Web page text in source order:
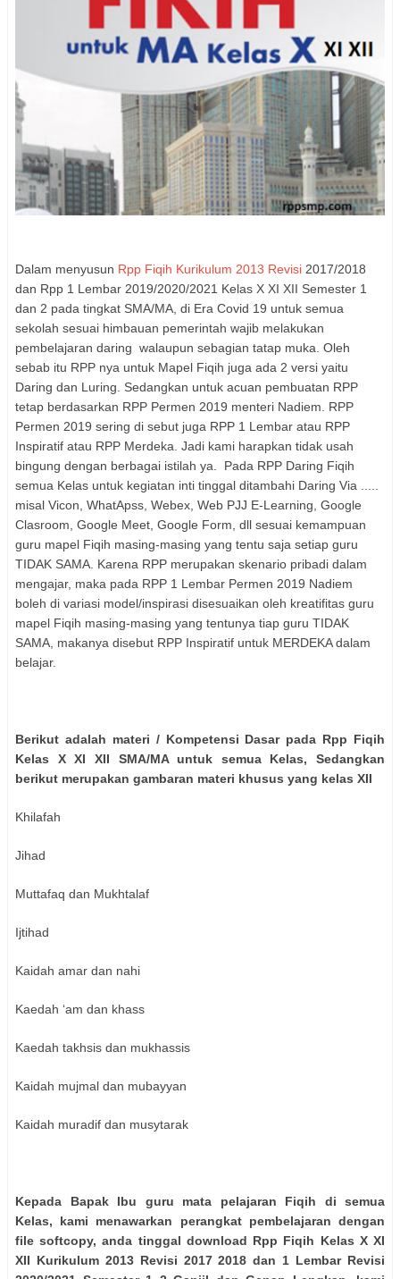
Dalam menyusun Rpp Fiqih Kurikulum 2013 Revisi 2017/2018
dan Rpp 1 Lembar 2019/2020/2021 Kelas X XI XII Semester 1
dan 2 pada tingkat SMA/MA, di Era Covid 19 untuk semua
sekolah sesuai himbauan pemerintah wajib melakukan
pembelajaran daring walaupun sebagian tatap muka. Oleh
sebab itu RPP nya untuk Mapel Fiqih juga ada 2 versi yaitu
Daring dan Luring. Sedangkan untuk acuan pembuatan RPP
tetap berdasarkan RPP Permen 2019 menteri Nadiem. RPP
Permen 2019 sering di sebut juga RPP 1 Lembar atau RPP
Inspiratif atau RPP Merdeka. Jadi kami harapkan tidak usah
bingung dengan berbagai istilah ya. Pada RPP Daring Fiqih
semua Kelas untuk kegiatan inti tinggal ditambahi Daring Via .....
misal Vicon, WhatApss, Webex, Web PJJ E-Learning, Google
Clasroom, Google Meet, Google Form, dll sesuai kemampuan
guru mapel Fiqih masing-masing yang tentu saja setiap guru
TIDAK SAMA. Karena RPP merupakan skenario pribadi dalam
mengajar, maka pada RPP 1 Lembar Permen 2019 Nadiem
boleh di variasi model/inspirasi disesuaikan oleh kreatifitas guru
mapel Fiqih masing-masing yang tentunya tiap guru TIDAK
SAMA, makanya disebut RPP Inspiratif untuk MERDEKA dalam
belajar.
Berikut adalah materi / Kompetensi Dasar pada Rpp Fiqih
Kelas X XI XII SMA/MA untuk semua Kelas, Sedangkan
berikut merupakan gambaran materi khusus yang kelas XII
Khilafah
Jihad
Muttafaq dan Mukhtalaf
Ijtihad
Kaidah amar dan nahi
Kaedah ‘am dan khass
Kaedah takhsis dan mukhassis
Kaidah mujmal dan mubayyan
Kaidah muradif dan musytarak
Kepada Bapak Ibu guru mata pelajaran Fiqih di semua
Kelas, kami menawarkan perangkat pembelajaran dengan
file softcopy, anda tinggal download Rpp Fiqih Kelas X XI
XII Kurikulum 2013 Revisi 2017 2018 dan 1 Lembar Revisi